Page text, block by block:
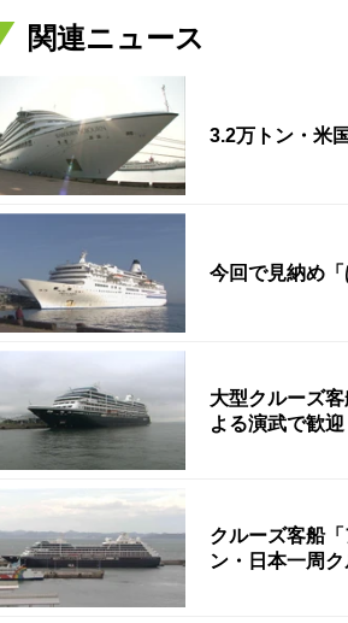
関連ニュース
3.2万トン・米
今回で見納め
大型クルーズ
よる演武で歓迎
クルーズ客船
ン・日本一周